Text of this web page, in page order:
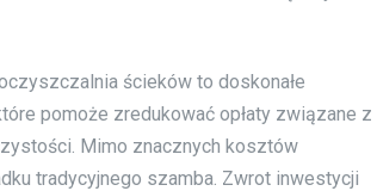
ścieków to doskonałe
pomoże zredukować opłaty związane z
Mimo znacznych kosztów
tradycyjnego szamba. Zwrot inwestycji